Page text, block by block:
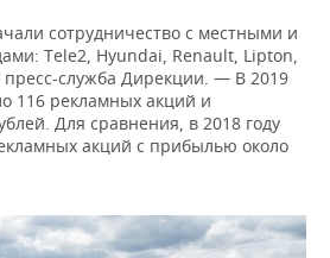
сотрудничество с местными и
Tele2, Hyundai, Renault, Lipton,
пресс-служба Дирекции. — В 2019
116 рекламных акций и
Для сравнения, в 2018 году
акций с прибылью около